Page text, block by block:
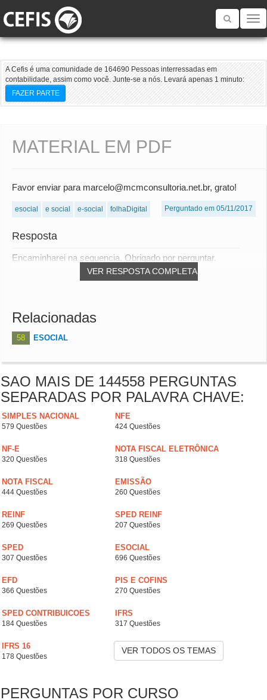
Toggle
A Cefis é uma comunidade de 164690 Pessoas interressadas em
contabilidade, assim como você. Junte-se a nós. Levará apenas 1 minuto:
FAZER PARTE
MATERIAL EM PDF
Favor enviar para marcelo@mcmconsultoria.net.br, grato!
esocial e social e-social folhaDigital Perguntado em 05/11/2017
Resposta
VER RESPOSTA COMPLETA
Encaminharei na sequencia. Obrigado por perguntar.
Relacionadas
58 ESOCIAL
SAO MAIS DE 144558 PERGUNTAS
SEPARADAS POR PALAVRA CHAVE:
SIMPLES NACIONAL
579 Questões
NFE
424 Questões
NF-E
320 Questões
NOTA FISCAL ELETRÔNICA
318 Questões
NOTA FISCAL
444 Questões
EMISSÃO
260 Questões
REINF
269 Questões
SPED REINF
207 Questões
SPED
307 Questões
ESOCIAL
696 Questões
EFD
366 Questões
PIS E COFINS
270 Questões
SPED CONTRIBUICOES
184 Questões
IFRS
317 Questões
IFRS 16
178 Questões
VER TODOS OS TEMAS
PERGUNTAS POR CURSO